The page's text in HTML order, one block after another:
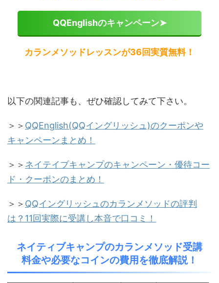
QQEnglishのキャンペーン➤
カランメソッドレッスンが36回実質無料！
以下の関連記事も、ぜひ確認してみて下さい。
＞＞ QQEnglish(QQイングリッシュ)のクーポンや
キャンペーンまとめ！
＞＞ ネイテイブキャンプのキャンペーン・優待コー
ド・クーポンのまとめ！
＞＞ QQイングリッシュのカランメソッドの評判
は？11回実際に受講し本音で口コミ！
ネイティブキャンプのカランメソッド受講
料金や必要なコインの費用を徹底解説！